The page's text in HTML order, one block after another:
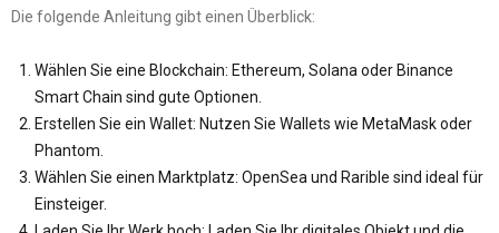
Die folgende Anleitung gibt einen Überblick:
Wählen Sie eine Blockchain: Ethereum, Solana oder Binance
Smart Chain sind gute Optionen.
Erstellen Sie ein Wallet: Nutzen Sie Wallets wie MetaMask oder
Phantom.
Wählen Sie einen Marktplatz: OpenSea und Rarible sind ideal für
Einsteiger.